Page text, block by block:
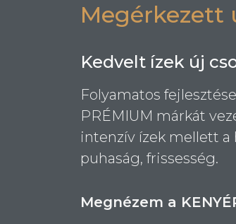
Megérkezett
Kedvelt ízek új
Folyamatos
PRÉMIUM márkát
intenzív ízek mellett
puhaság, frissesség.
Megnézem a